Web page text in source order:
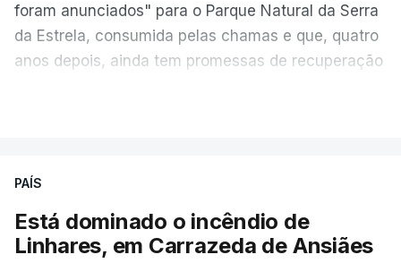
foram anunciados" para o Parque Natural da Serra
da Estrela, consumida pelas chamas e que, quatro
anos depois, ainda tem promessas de recuperação
ESTE CONTEÚDO ESTÁ NESTE
PAÍS
Está dominado o incêndio de
Linhares, em Carrazeda de Ansiães